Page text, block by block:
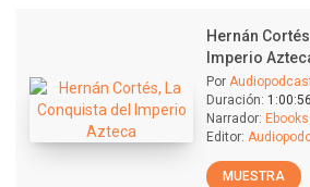
Hernán
Imperio
Por
Duración: 1:00:56
Narrador:
Editor:
MUESTRA